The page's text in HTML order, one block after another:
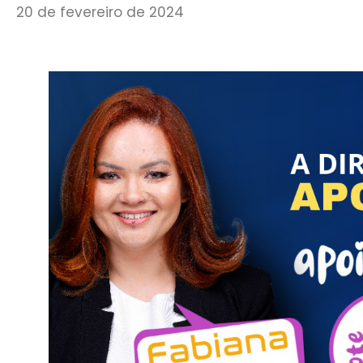
20 de fevereiro de 2024